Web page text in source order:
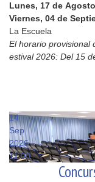
Lunes, 17 de
Viernes, 04 de
La Escuela
El horario provisional
estival 2026: Del 15
14
Sep
2026
11:00